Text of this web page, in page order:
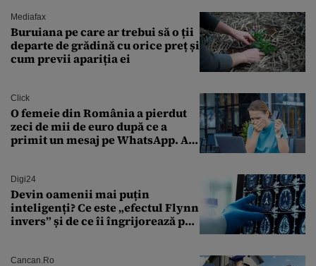
Mediafax
Buruiana pe care ar trebui să o ții
departe de grădină cu orice preț și
cum previi apariția ei
Click
O femeie din România a pierdut
zeci de mii de euro după ce a
primit un mesaj pe WhatsApp. A
Digi24
Devin oamenii mai puțin
inteligenți? Ce este „efectul Flynn
invers” și de ce îi îngrijorează pe
Cancan.ro